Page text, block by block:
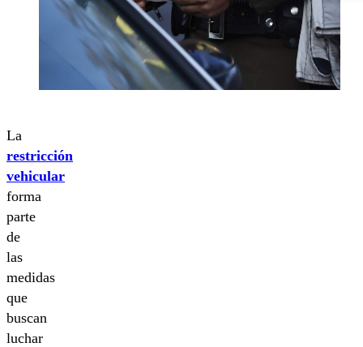
La
restricción
vehicular
forma
parte
de
las
medidas
que
buscan
luchar